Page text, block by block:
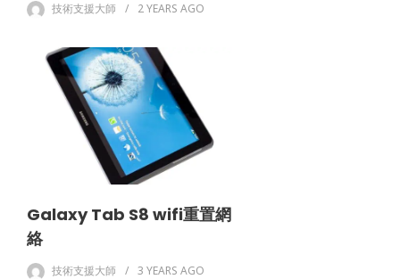
技術支援大師 2 YEARS AGO
Galaxy Tab S8 wifi重置網
絡
技術支援大師 3 YEARS AGO